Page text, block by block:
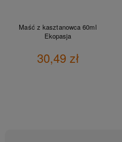
Maść z kasztanowca 60ml
Ekopasja
30,49 zł